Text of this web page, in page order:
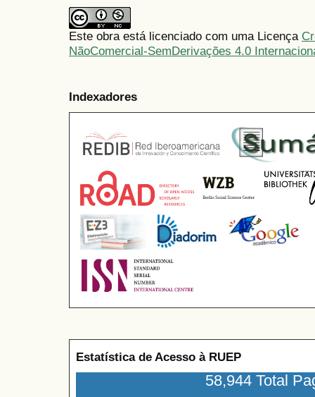
Este obra está licenciado com uma Licença
NãoComercial-SemDerivações 4.0
Indexadores
Estatística de Acesso à RUEP
58,944 Total